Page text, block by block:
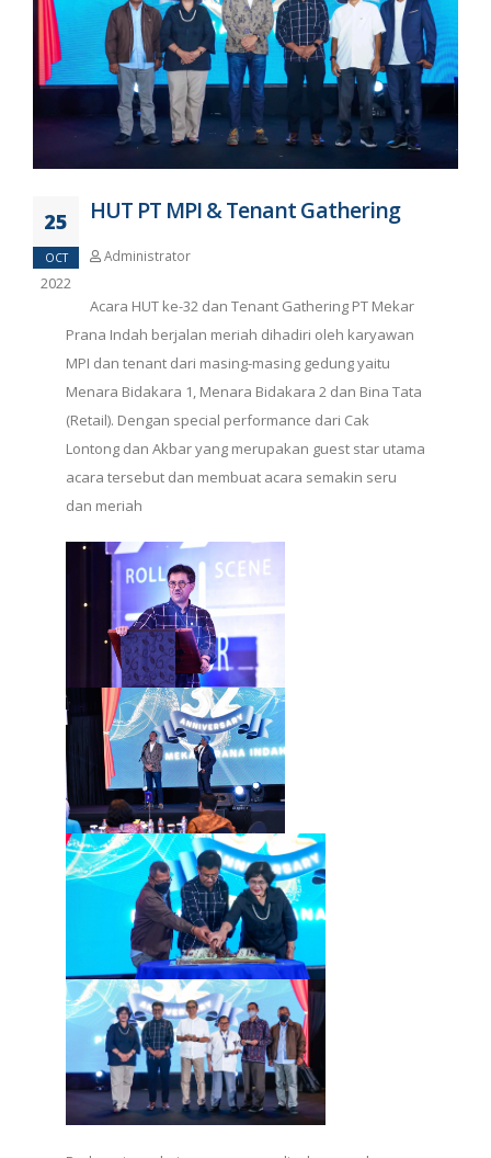
25
OCT
2022
HUT PT MPI & Tenant Gathering
Administrator
Acara HUT ke-32 dan Tenant Gathering PT Mekar
Prana Indah berjalan meriah dihadiri oleh karyawan
MPI dan tenant dari masing-masing gedung yaitu
Menara Bidakara 1, Menara Bidakara 2 dan Bina Tata
(Retail). Dengan special performance dari Cak
Lontong dan Akbar yang merupakan guest star utama
acara tersebut dan membuat acara semakin seru
dan meriah